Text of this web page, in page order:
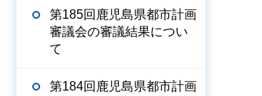
第185回鹿児島県都市計画
審議会の審議結果につい
て
第184回鹿児島県都市計画